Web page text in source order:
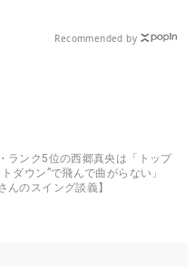
Recommended by
ランク5位の西郷真央は「トップ
ダウン”で飛んで曲がらない」
んのスイング談義】